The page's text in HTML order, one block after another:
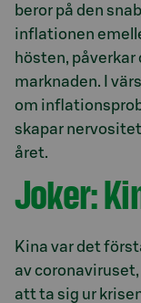
beror på den
inflationen
hösten,
marknaden. I
om
skapar
året.
Joker:
Kina var det
av
att ta sig ur